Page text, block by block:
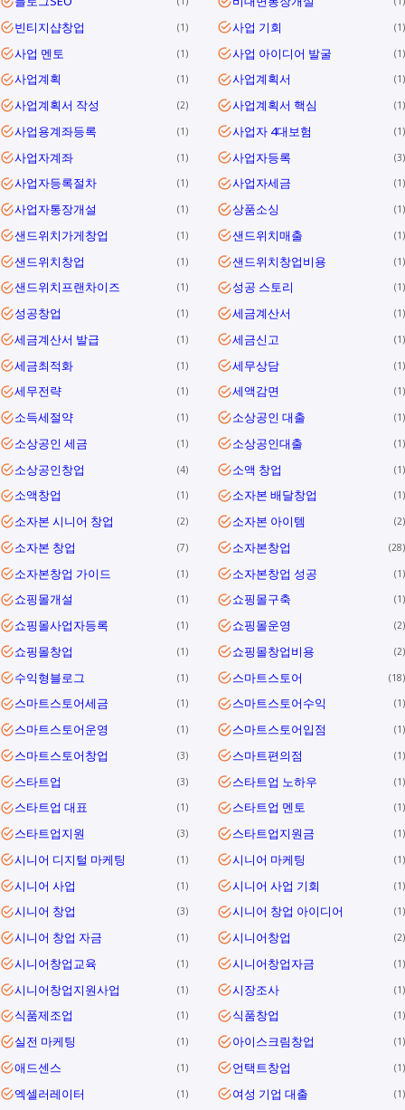
빈티지샵창업 1 사업 기회 1
사업 멘토 1 사업 아이디어 발굴 1
사업계획 1 사업계획서 1
사업계획서 작성 2 사업계획서 핵심 1
사업용계좌등록 1 사업자 4대보험 1
사업자계좌 1 사업자등록 3
사업자등록절차 1 사업자세금 1
사업자통장개설 1 상품소싱 1
샌드위치가게창업 1 샌드위치매출 1
샌드위치창업 1 샌드위치창업비용 1
샌드위치프랜차이즈 1 성공 스토리 1
성공창업 1 세금계산서 1
세금계산서 발급 1 세금신고 1
세금최적화 1 세무상담 1
세무전략 1 세액감면 1
소득세절약 1 소상공인 대출 1
소상공인 세금 1 소상공인대출 1
소상공인창업 4 소액 창업 1
소액창업 1 소자본 배달창업 1
소자본 시니어 창업 2 소자본 아이템 2
소자본 창업 7 소자본창업 28
소자본창업 가이드 1 소자본창업 성공 1
쇼핑몰개설 1 쇼핑몰구축 1
쇼핑몰사업자등록 1 쇼핑몰운영 2
쇼핑몰창업 1 쇼핑몰창업비용 2
수익형블로그 1 스마트스토어 18
스마트스토어세금 1 스마트스토어수익 1
스마트스토어운영 1 스마트스토어입점 1
스마트스토어창업 3 스마트편의점 1
스타트업 3 스타트업 노하우 1
스타트업 대표 1 스타트업 멘토 1
스타트업지원 3 스타트업지원금 1
시니어 디지털 마케팅 1 시니어 마케팅 1
시니어 사업 1 시니어 사업 기회 1
시니어 창업 3 시니어 창업 아이디어 1
시니어 창업 자금 1 시니어창업 2
시니어창업교육 1 시니어창업자금 1
시니어창업지원사업 1 시장조사 1
식품제조업 1 식품창업 1
실전 마케팅 1 아이스크림창업 1
애드센스 1 언택트창업 1
엑셀러레이터 1 여성 기업 대출 1